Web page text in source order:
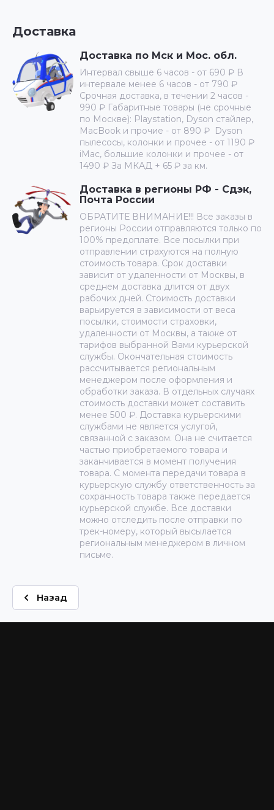
Доставка
Доставка по Мск и Мос. обл.
Интервал свыше 6 часов - от 690 ₽ В
интервале менее 6 часов - от 790 ₽
Срочная доставка, в течении 2 часов -
990 ₽ Габаритные товары (не срочные
по Москве): Playstation, Dyson стайлер,
MacBook и прочие - от 890 ₽ Dyson
пылесосы, колонки и прочее - от 1190 ₽
iMac, большие колонки и прочее - от
1490 ₽ За МКАД + 65 ₽ за км.
Доставка в регионы РФ - Сдэк,
Почта России
ОБРАТИТЕ ВНИМАНИЕ!!! Все заказы в
регионы России отправляются только по
100% предоплате. Все посылки при
отправлении страхуются на полную
стоимость товара. Срок доставки
зависит от удаленности от Москвы, в
среднем доставка длится от двух
рабочих дней. Стоимость доставки
варьируется в зависимости от веса
посылки, стоимости страховки,
удаленности от Москвы, а также от
тарифов выбранной Вами курьерской
службы. Окончательная стоимость
рассчитывается региональным
менеджером после оформления и
обработки заказа. В отдельных случаях
стоимость доставки может составить
менее 500 ₽. Доставка курьерскими
службами не является услугой,
связанной с заказом. Она не считается
частью приобретаемого товара и
заканчивается в момент получения
товара. С момента передачи товара в
курьерскую службу ответственность за
сохранность товара также передается
курьерской службе. Все доставки
можно отследить после отправки по
трек-номеру, который высылается
региональным менеджером в личном
письме.
Назад